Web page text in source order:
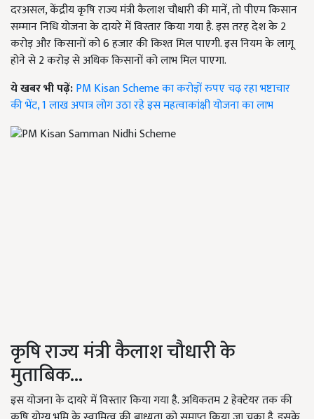
दरअसल, केंद्रीय कृषि राज्य मंत्री कैलाश चौधारी की मानें, तो पीएम किसान
सम्मान निधि योजना के दायरे में विस्तार किया गया है. इस तरह देश के 2
करोड़ और किसानों को 6 हजार की किश्त मिल पाएगी. इस नियम के लागू
होने से 2 करोड़ से अधिक किसानों को लाभ मिल पाएगा.
ये खबर भी पढ़ें:PM Kisan Scheme का करोड़ों रुपए चढ़ रहा भष्टाचार
की भेंट, 1 लाख अपात्र लोग उठा रहे इस महत्वाकांक्षी योजना का लाभ
कृषि राज्य मंत्री कैलाश चौधारी के
मुताबिक...
इस योजना के दायरे में विस्तार किया गया है. अधिकतम 2 हेक्टेयर तक की